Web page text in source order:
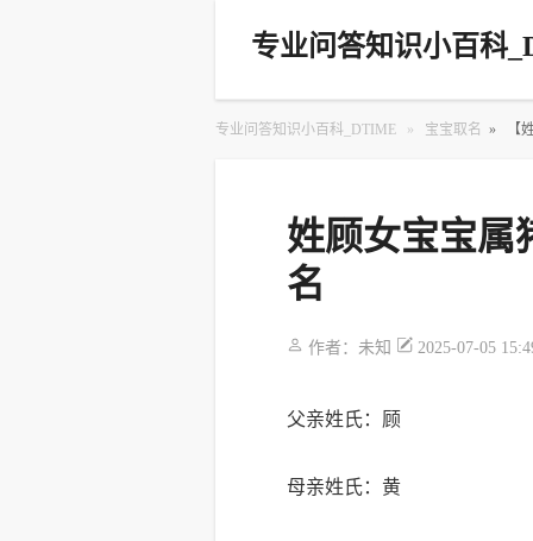
专业问答知识小百科
专业问答知识小百科_DTIME » 宝宝取名 » 【
姓顾女宝宝属
名
作者： 未知 2025-07-05
父亲姓氏：顾
母亲姓氏：黄